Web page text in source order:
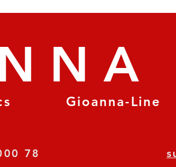
Gioanna-Line
78 000 78